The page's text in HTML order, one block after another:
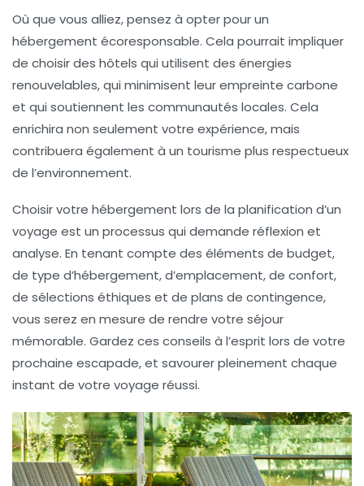
Où que vous alliez, pensez à opter pour un
hébergement écoresponsable. Cela pourrait impliquer
de choisir des hôtels qui utilisent des énergies
renouvelables, qui minimisent leur empreinte carbone
et qui soutiennent les communautés locales. Cela
enrichira non seulement votre expérience, mais
contribuera également à un tourisme plus respectueux
de l’environnement.
Choisir votre hébergement lors de la planification d’un
voyage est un processus qui demande réflexion et
analyse. En tenant compte des éléments de budget,
de type d’hébergement, d’emplacement, de confort,
de sélections éthiques et de plans de contingence,
vous serez en mesure de rendre votre séjour
mémorable. Gardez ces conseils à l’esprit lors de votre
prochaine escapade, et savourer pleinement chaque
instant de votre voyage réussi.